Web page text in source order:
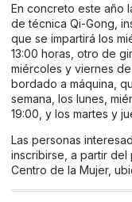
En concreto este año
de técnica Qi-Gong,
que se impartirá los
13:00 horas, otro de
miércoles y viernes
bordado a máquina,
semana, los lunes,
19:00, y los martes y
Las personas
inscribirse, a partir del
Centro de la Mujer,